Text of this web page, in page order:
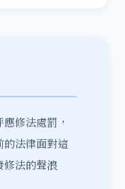
修法處罰，
的法律面對這
修法的聲浪